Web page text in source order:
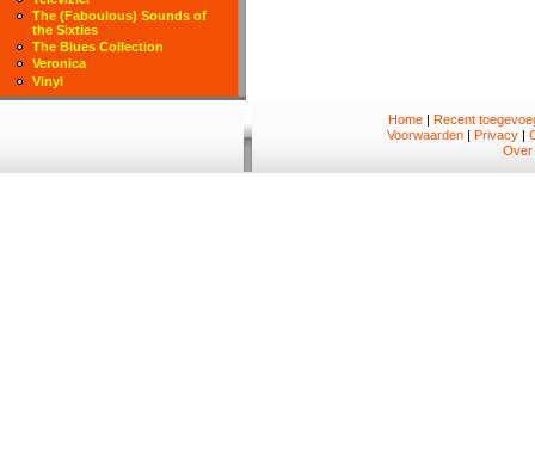
The (Faboulous) Sounds of
the Sixties
The Blues Collection
Veronica
Vinyl
Home|
Recent
Voorwaarden
Privacy
Over